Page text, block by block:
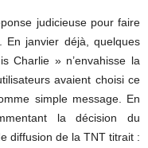
judicieuse pour faire
En janvier déjà, quelques
Charlie » n’envahisse la
avaient choisi ce
simple message. En
la décision du
diffusion de la TNT titrait :